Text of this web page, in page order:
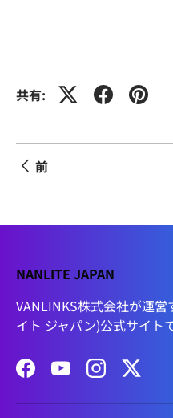
共有:
前
NANLITE JAPAN
VANLINKS株式会社が運
イト ジャパン)公式サイトで
FacebookYouTubeInstagramTwitter